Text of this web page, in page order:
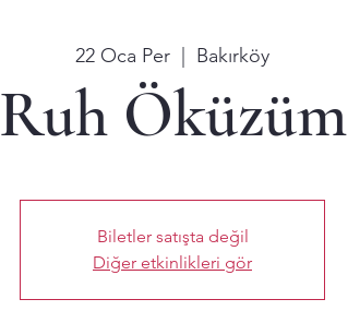
22 Oca Per
  |
Bakırköy
Ruh Öküzüm
Biletler satışta değil
Diğer etkinlikleri gör